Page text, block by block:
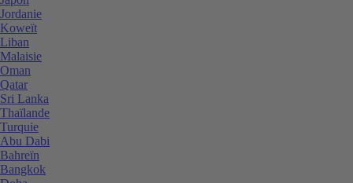
Jordanie
Koweït
Liban
Malaisie
Oman
Qatar
Sri Lanka
Thaïlande
Turquie
Abu Dabi
Bahreïn
Bangkok